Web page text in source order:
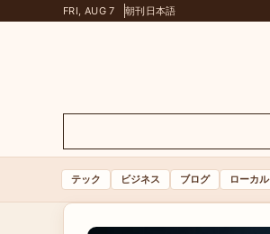
FRI, AUG 7 朝刊 日本語
テック ビジネス ブログ ローカル